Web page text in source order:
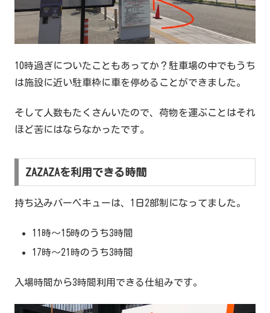
10時過ぎについたこともあってか？駐車場の中でもうち
は施設に近い駐車枠に車を停めることができました。
そして人数もたくさんいたので、荷物を運ぶことはそれ
ほど苦にはならなかったです。
ZAZAZAを利用できる時間
持ち込みバーベキューは、1日2部制になってました。
11時〜15時のうち3時間
17時〜21時のうち3時間
入場時間から3時間利用できる仕組みです。